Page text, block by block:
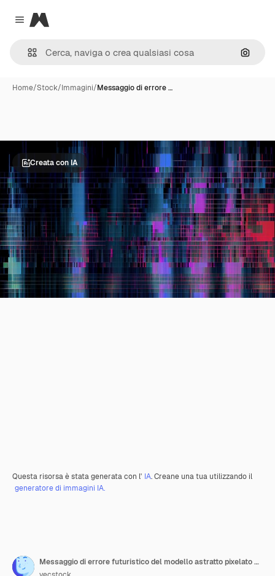
Close menu
Magnific
Cerca
Home/Stock/Immagini/Messaggio di errore …
Creata con IA
Questa risorsa è stata generata con l' IA. Creane una tua utilizzando il
generatore di immagini IA.
Messaggio di errore futuristico del modello astratto pixelato sull'intelligenza artificiale generativa del computer